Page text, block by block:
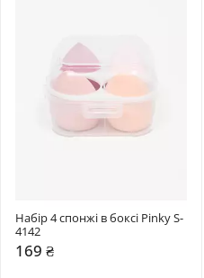
Набір 4 спонжі в боксі Pinky S-
4142
169 ₴